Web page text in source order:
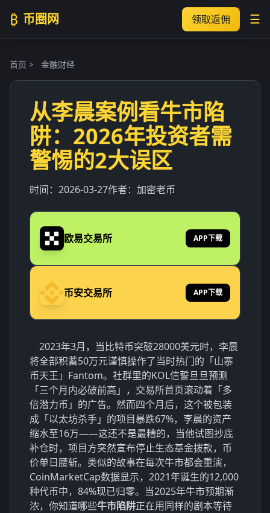
₿ 币圈网 领取返佣 ☰
首页 > 金融财经
从李晨案例看牛市陷
阱：2026年投资者需
警惕的2大误区
时间： 2026-03-27作者： 加密老币
欧易交易所 APP下载
币安交易所 APP下载
2023年3月，当比特币突破28000美元时，李晨
将全部积蓄50万元谨慎操作了当时热门的「山寨
币天王」Fantom。社群里的KOL信誓旦旦预测
「三个月内必破前高」，交易所首页滚动着「多
倍潜力币」的广告。然而四个月后，这个被包装
成「以太坊杀手」的项目暴跌67%，李晨的资产
缩水至16万——这还不是最糟的，当他试图抄底
补仓时，项目方突然宣布停止生态基金拨款，币
价单日腰斩。类似的故事在每次牛市都会重演，
CoinMarketCap数据显示，2021年诞生的12,000
种代币中，84%现已归零。当2025年牛市预期渐
浓，你知道哪些牛市陷阱正在用同样的剧本等待